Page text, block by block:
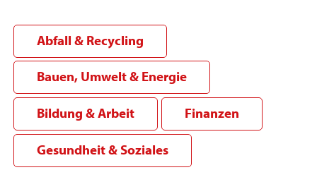
Abfall & Recycling
Bauen, Umwelt & Energie
Bildung & Arbeit Finanzen
Gesundheit & Soziales